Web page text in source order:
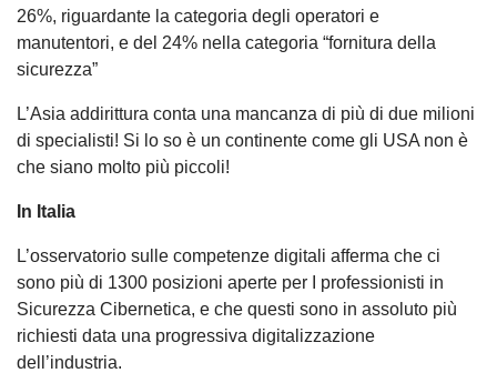
26%, riguardante la categoria degli operatori e
manutentori, e del 24% nella categoria “fornitura della
sicurezza”
L’Asia addirittura conta una mancanza di più di due milioni
di specialisti! Si lo so è un continente come gli USA non è
che siano molto più piccoli!
In Italia
L’osservatorio sulle competenze digitali afferma che ci
sono più di 1300 posizioni aperte per I professionisti in
Sicurezza Cibernetica, e che questi sono in assoluto più
richiesti data una progressiva digitalizzazione
dell’industria.